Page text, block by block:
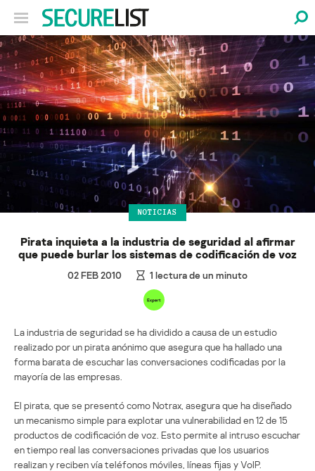
NOTICIAS
Pirata inquieta a la industria de seguridad al afirmar
que puede burlar los sistemas de codificación de voz
02 FEB 2010 1 lectura de un minuto
La industria de seguridad se ha dividido a causa de un estudio
realizado por un pirata anónimo que asegura que ha hallado una
forma barata de escuchar las conversaciones codificadas por la
mayoría de las empresas.
El pirata, que se presentó como Notrax, asegura que ha diseñado
un mecanismo simple para explotar una vulnerabilidad en 12 de 15
productos de codificación de voz. Esto permite al intruso escuchar
en tiempo real las conversaciones privadas que los usuarios
realizan y reciben vía teléfonos móviles, líneas fijas y VoIP.